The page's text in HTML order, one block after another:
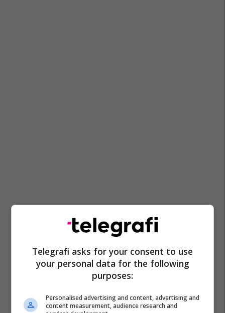
Telegrafi asks for your consent to use
your personal data for the following
purposes:
Personalised advertising and content, advertising and
content measurement, audience research and